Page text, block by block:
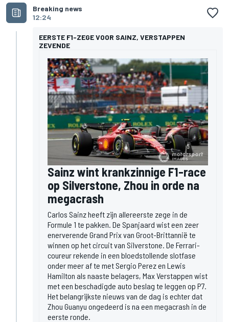
Breaking news
12:24
EERSTE F1-ZEGE VOOR SAINZ, VERSTAPPEN
ZEVENDE
Sainz wint krankzinnige F1-race
op Silverstone, Zhou in orde na
megacrash
Carlos Sainz heeft zijn allereerste zege in de
Formule 1 te pakken. De Spanjaard wist een zeer
enerverende Grand Prix van Groot-Brittannië te
winnen op het circuit van Silverstone. De Ferrari-
coureur rekende in een bloedstollende slotfase
onder meer af te met Sergio Perez en Lewis
Hamilton als naaste belagers, Max Verstappen wist
met een beschadigde auto beslag te leggen op P7.
Het belangrijkste nieuws van de dag is echter dat
Zhou Guanyu ongedeerd is na een megacrash in de
eerste ronde.